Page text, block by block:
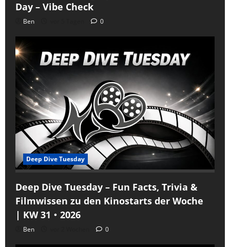
Day – Vibe Check
Ben 0
Deep Dive Tuesday
Deep Dive Tuesday – Fun Facts, Trivia &
Filmwissen zu den Kinostarts der Woche
| KW 31・2026
Ben 0